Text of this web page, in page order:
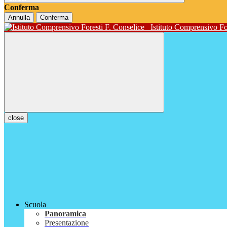
Conferma
Annulla Conferma
Istituto Comprensivo
close
Scuola
Panoramica
Presentazione